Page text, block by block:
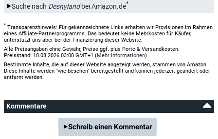
Suche nach Desnylandbei Amazon.de*
* Transparenzhinweis: Für gekennzeichnete Links erhalten wir Provisionen im Rahmen
eines Affiliate-Partnerprogramms. Das bedeutet keine Mehrkosten für Käufer,
unterstützt uns aber bei der Finanzierung dieser Website.
Alle Preisangaben ohne Gewähr, Preise ggf. plus Porto & Versandkosten.
Preisstand: 10.08.2026 03:00 GMT+1 (Mehr Informationen)
Bestimmte Inhalte, die auf dieser Website angezeigt werden, stammen von Amazon.
Diese Inhalte werden "wie besehen" bereitgestellt und können jederzeit geändert oder
entfernt werden.
Kommentare
Schreib einen Kommentar